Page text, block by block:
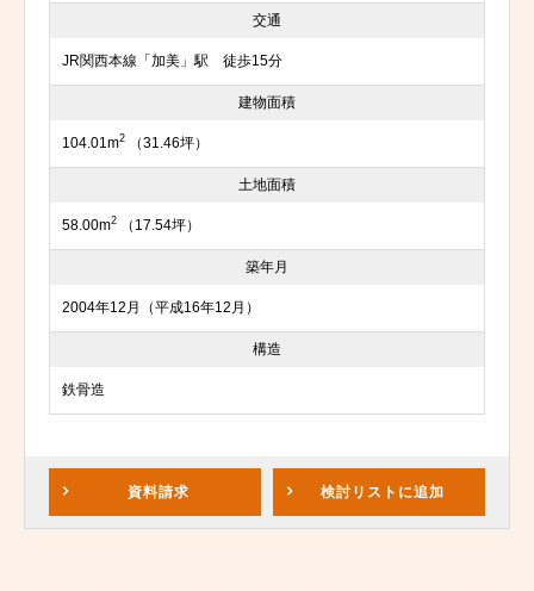
交通
JR関西本線「加美」駅 徒歩15分
建物面積
104.01m2 （31.46坪）
土地面積
58.00m2 （17.54坪）
築年月
2004年12月（平成16年12月）
構造
鉄骨造
資料請求 検討リスト に追加